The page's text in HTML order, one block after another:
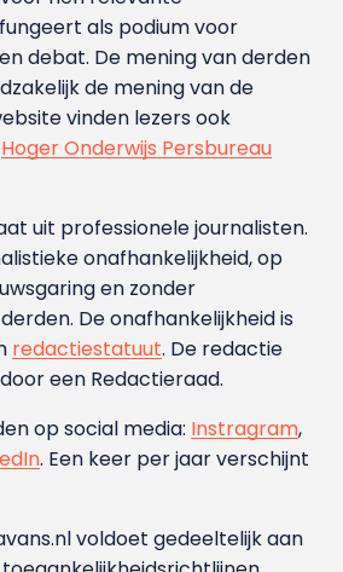
als podium voor
debat. De mening van derden
de mening van de
vinden lezers ook
Hoger Onderwijs Persbureau
uit professionele journalisten.
onafhankelijkheid, op
en zonder
De onafhankelijkheid is
redactiestatuut. De redactie
een Redactieraad.
op social media: Instragram,
. Een keer per jaar verschijnt
voldoet gedeeltelijk aan